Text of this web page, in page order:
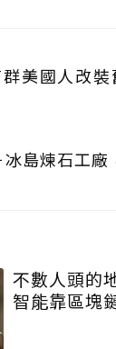
美國人改
島煉石工廠
不數人頭的
智能靠區塊